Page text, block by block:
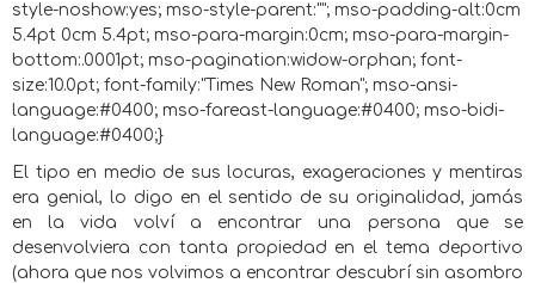
style-noshow:yes; mso-style-parent:""; mso-padding-alt:0cm
5.4pt 0cm 5.4pt; mso-para-margin:0cm; mso-para-margin-
bottom:.0001pt; mso-pagination:widow-orphan; font-
size:10.0pt; font-family:"Times New Roman"; mso-ansi-
language:#0400; mso-fareast-language:#0400; mso-bidi-
language:#0400;}
El tipo en medio de sus locuras, exageraciones y mentiras
era genial, lo digo en el sentido de su originalidad, jamás
en la vida volví a encontrar una persona que se
desenvolviera con tanta propiedad en el tema deportivo
(ahora que nos volvimos a encontrar descubrí sin asombro